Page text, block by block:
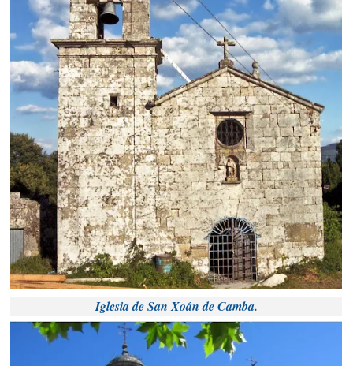
Iglesia de San Xoán de Camba.